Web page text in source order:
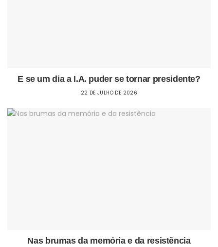
E se um dia a I.A. puder se tornar presidente?
22 DE JULHO DE 2026
Nas brumas da memória e da resistência